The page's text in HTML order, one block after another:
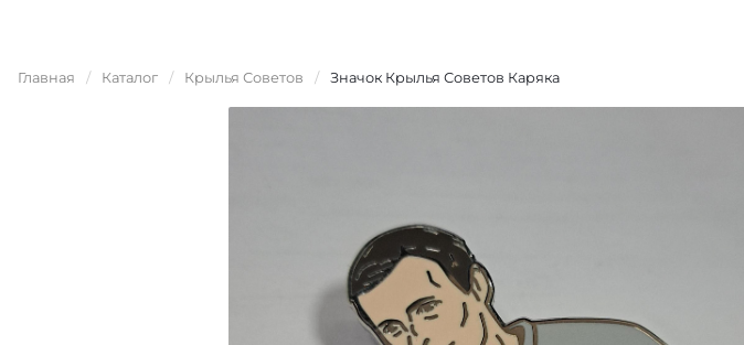
Главная / Каталог / Крылья Советов / Значок Крылья Советов Каряка